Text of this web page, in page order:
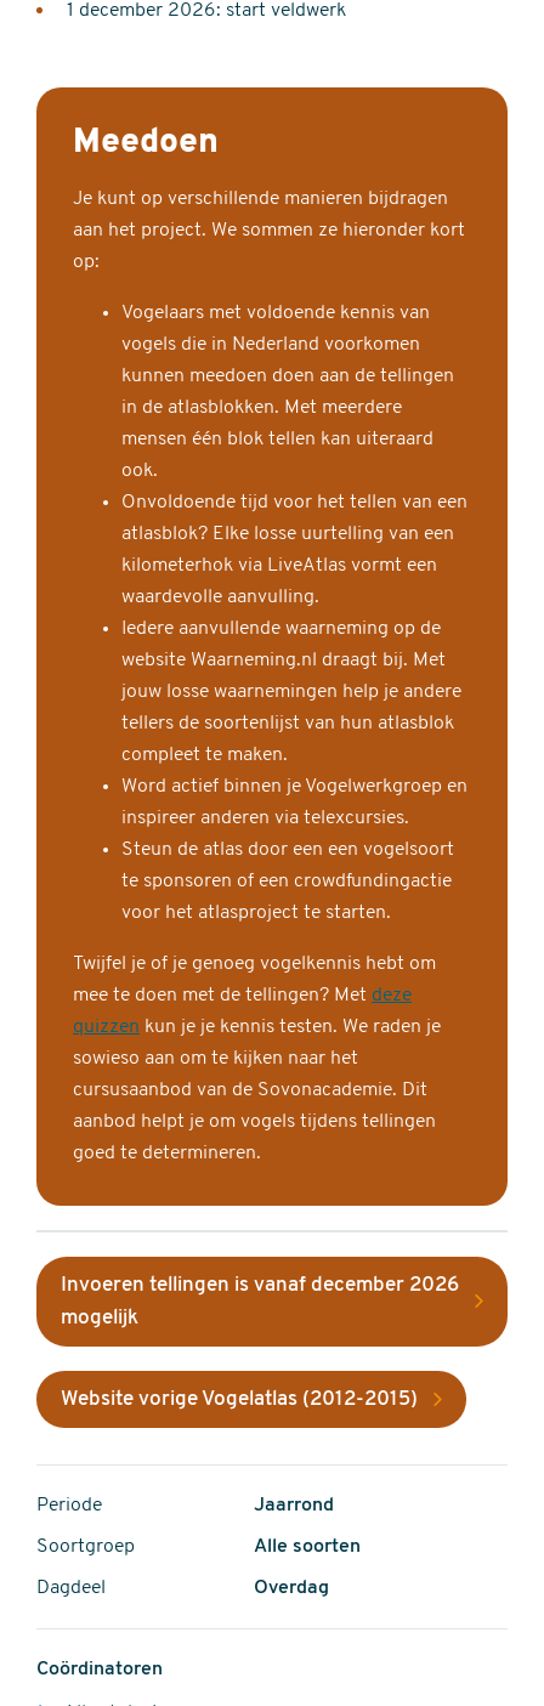
1 december 2026: start veldwerk
Meedoen
Je kunt op verschillende manieren bijdragen
aan het project. We sommen ze hieronder kort
op:
Vogelaars met voldoende kennis van
vogels die in Nederland voorkomen
kunnen meedoen doen aan de tellingen
in de atlasblokken. Met meerdere
mensen één blok tellen kan uiteraard
ook.
Onvoldoende tijd voor het tellen van een
atlasblok? Elke losse uurtelling van een
kilometerhok via LiveAtlas vormt een
waardevolle aanvulling.
Iedere aanvullende waarneming op de
website Waarneming.nl draagt bij. Met
jouw losse waarnemingen help je andere
tellers de soortenlijst van hun atlasblok
compleet te maken.
Word actief binnen je Vogelwerkgroep en
inspireer anderen via telexcursies.
Steun de atlas door een een vogelsoort
te sponsoren of een crowdfundingactie
voor het atlasproject te starten.
Twijfel je of je genoeg vogelkennis hebt om
mee te doen met de tellingen? Met deze
quizzen kun je je kennis testen. We raden je
sowieso aan om te kijken naar het
cursusaanbod van de Sovonacademie. Dit
aanbod helpt je om vogels tijdens tellingen
goed te determineren.
Invoeren tellingen is vanaf december 2026
mogelijk
Website vorige Vogelatlas (2012-2015)
Periode Jaarrond
Soortgroep Alle soorten
Dagdeel Overdag
Coördinatoren